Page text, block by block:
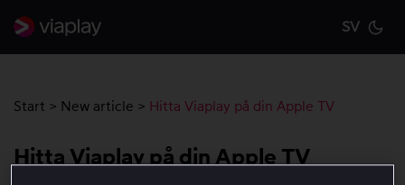
SV
Start > New article > Hitta Viaplay på din Apple TV
Hitta Viaplay på din Apple TV